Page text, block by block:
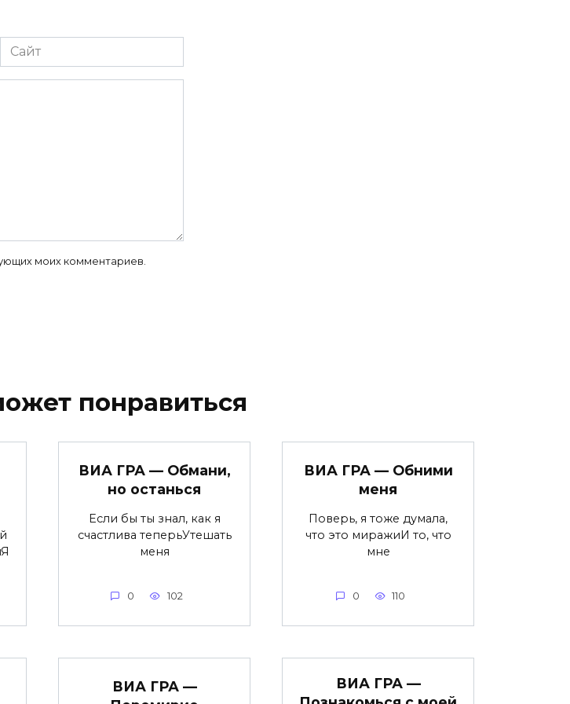
Сайт
моих комментариев.
понравиться
ВИА ГРА — Обмани,
но останься
Если бы ты знал, как я
счастлива теперьУтешать
меня
0 102
ВИА ГРА — Обними
меня
Поверь, я тоже думала,
что это миражиИ то, что
мне
0 110
ВИА ГРА —
ВИА ГРА —